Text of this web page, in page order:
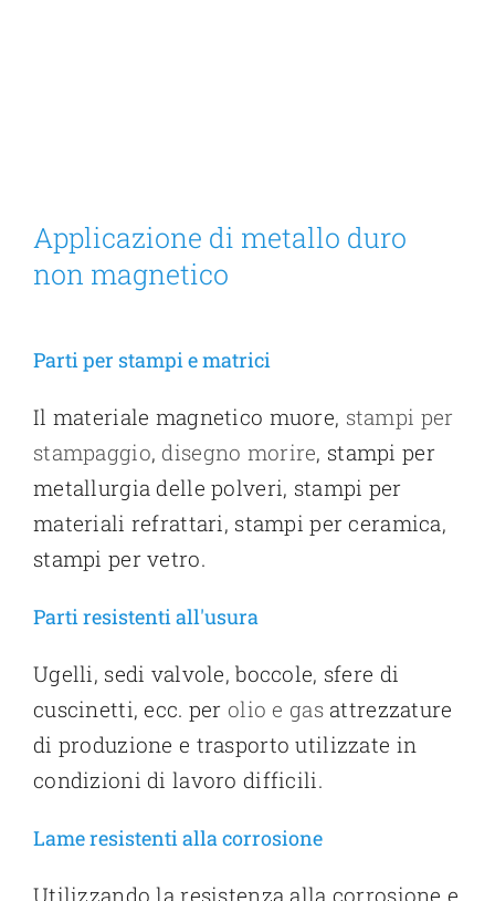
Applicazione di metallo duro
non magnetico
Parti per stampi e matrici
Il materiale magnetico muore, stampi per
stampaggio, disegno morire, stampi per
metallurgia delle polveri, stampi per
materiali refrattari, stampi per ceramica,
stampi per vetro.
Parti resistenti all'usura
Ugelli, sedi valvole, boccole, sfere di
cuscinetti, ecc. per olio e gasattrezzature
di produzione e trasporto utilizzate in
condizioni di lavoro difficili.
Lame resistenti alla corrosione
Utilizzando la resistenza alla corrosione e